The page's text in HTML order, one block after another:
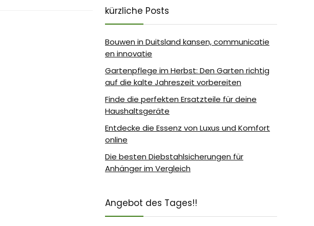
kürzliche Posts
Bouwen in Duitsland kansen, communicatie
en innovatie
Gartenpflege im Herbst: Den Garten richtig
auf die kalte Jahreszeit vorbereiten
Finde die perfekten Ersatzteile für deine
Haushaltsgeräte
Entdecke die Essenz von Luxus und Komfort
online
Die besten Diebstahlsicherungen für
Anhänger im Vergleich
Angebot des Tages!!